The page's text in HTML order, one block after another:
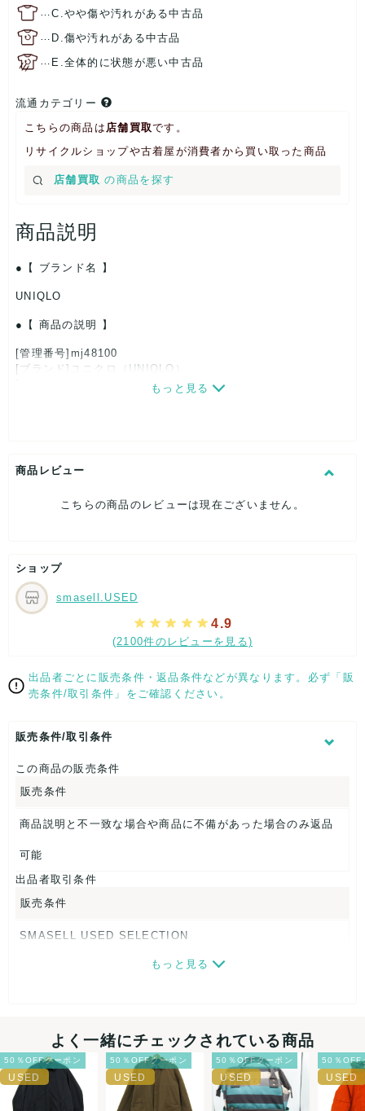
…C.やや傷や汚れがある中古品
… D.傷や汚れがある中古品
… E.全体的に状態が悪い中古品
流通カテゴリー
こちらの商品は 店舗買取です。
リサイクルショップや古着屋が消費者から買い取った商品
店舗買取 の商品を探す
商品説明
【 ブランド名 】
UNIQLO
【 商品の説明 】
[管理番号]mj48100
[ブランド]ユニクロ（UNIQLO）
表記サイズ：M
肩幅：約47cm
身幅：約57cm
目立った傷や汚れなし
こちらはUSED品になりますが、
特記する程のダメージはなく、状態良好なお品になります。
ダメージがある場合はできる限り、撮影しておりますので、
ご確認下さいませ。
【 サイズ・容量 】
着丈：約95cm
袖丈：約59cm
【 素材・成分 】
素材タグを撮影しておりますので、ご確認くださいませ。
【 パッケージ 】
ライナー
【 商品札 】
なし
もっと見る
商品レビュー
こちらの商品のレビューは現在ございません。
ショップ
smasell.USED
4.9
(2100件のレビューを見る)
出品者ごとに販売条件・返品条件などが異なります。必ず「販
売条件/取引条件」をご確認ください。
販売条件/取引条件
この商品の販売条件
販売条件
商品説明と不一致な場合や商品に不備があった場合のみ返品
可能
出品者取引条件
販売条件
SMASELL USED SELECTION
画像ダウンロードなので、転売にも最適♪
ネコポスの場合は日時指定ができませんので、ご了承下さい
ませ。
もっと見る
よく一緒にチェックされている商品
50％OFFクーポン 50％OFFクーポン 50％OFFクーポン 50％OFF